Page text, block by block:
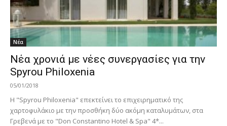
Νέα
Νέα χρονιά με νέες συνεργασίες για την
Spyrou Philoxenia
05/01/2018
Η "Spyrou Philoxenia" επεκτείνει το επιχειρηματικό της
χαρτοφυλάκιο με την προσθήκη δύο ακόμη καταλυμάτων, στα
Γρεβενά με το "Don Constantino Hotel & Spa" 4*...